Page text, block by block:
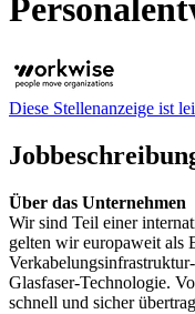
Diese Stellenanzeige ist
Über das Unternehmen
Wir sind Teil einer
gelten wir europaweit als
Glasfaser-Technologie.
schnell und sicher